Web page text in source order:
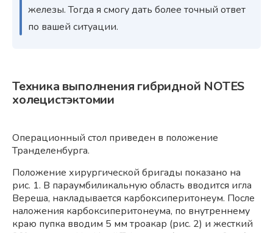
железы. Тогда я смогу дать более точный ответ
по вашей ситуации.
Техника выполнения гибридной NOTES
холецистэктомии
Операционный стол приведен в положение
Транделенбурга.
Положение хирургической бригады показано на
рис. 1. В параумбиликальную область вводится игла
Вереша, накладывается карбоксиперитонеум. После
наложения карбоксиперитонеума, по внутреннему
краю пупка вводим 5 мм троакар (рис. 2) и жесткий